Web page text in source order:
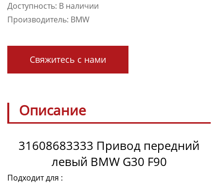
Доступность: В наличии
Производитель: BMW
Свяжитесь с нами
Описание
31608683333 Привод передний
левый BMW G30 F90
Подходит для :